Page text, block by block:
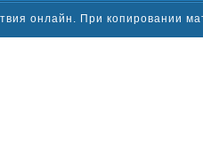
онлайн. При копировании